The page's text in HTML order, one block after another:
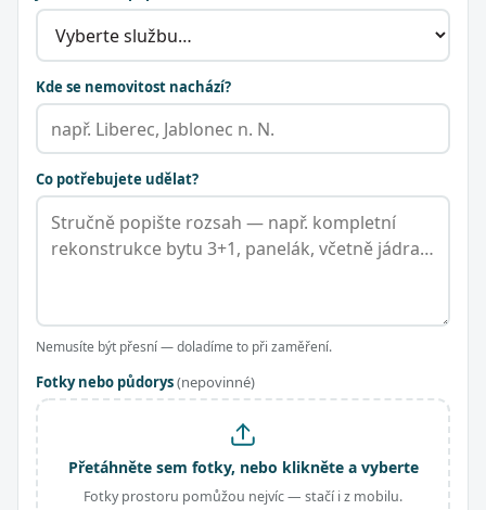
Kde se nemovitost nachází?
Co potřebujete udělat?
Nemusíte být přesní — doladíme to při zaměření.
Fotky nebo půdorys(nepovinné)
Přetáhněte sem fotky, nebo klikněte a vyberte
Fotky prostoru pomůžou nejvíc — stačí i z mobilu.